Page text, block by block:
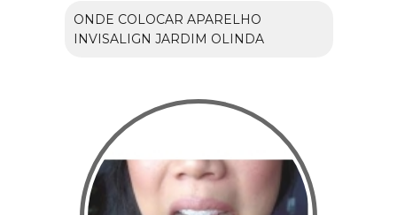
ONDE COLOCAR APARELHO
INVISALIGN JARDIM OLINDA